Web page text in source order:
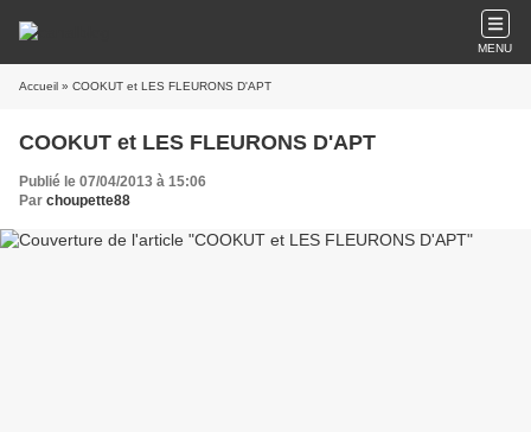
MENU
Accueil » COOKUT et LES FLEURONS D'APT
COOKUT et LES FLEURONS D'APT
Publié le 07/04/2013 à 15:06
Par choupette88